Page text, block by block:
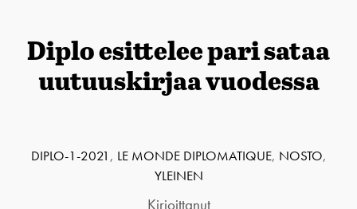
Diplo esittelee pari sataa
uutuuskirjaa vuodessa
DIPLO-1-2021 , LE MONDE DIPLOMATIQUE, NOSTO,
YLEINEN
Kirjoittanut